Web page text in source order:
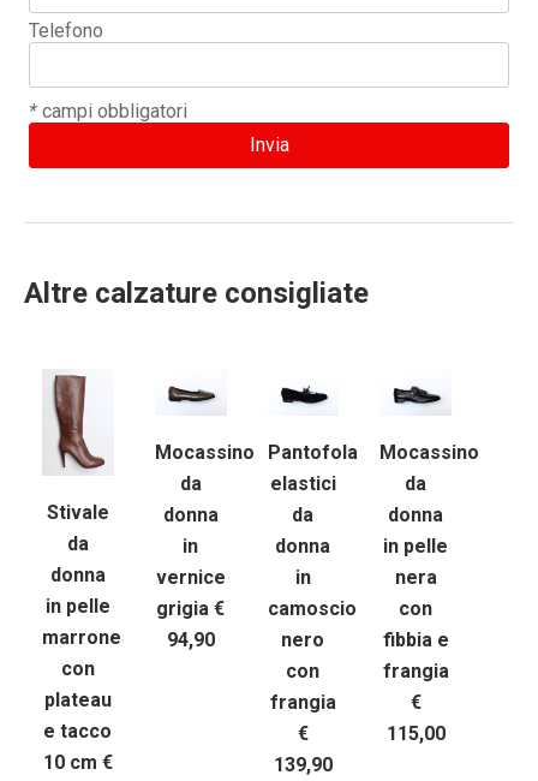
Telefono
* campi obbligatori
Altre calzature consigliate
Stivale
da
donna
in pelle
marrone
con
plateau
e tacco
10 cm €
Mocassino
da
donna
in
vernice
grigia €
94,90
Pantofola
elastici
da
donna
in
camoscio
nero
con
frangia
€
139,90
Mocassino
da
donna
in pelle
nera
con
fibbia e
frangia
€
115,00